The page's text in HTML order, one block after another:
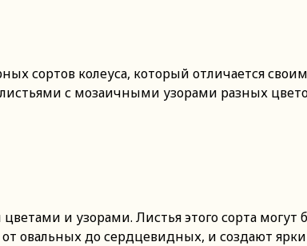
сортов колеуса, который отличается
с мозаичными узорами разных
и узорами. Листья этого сорта
до сердцевидных, и создают